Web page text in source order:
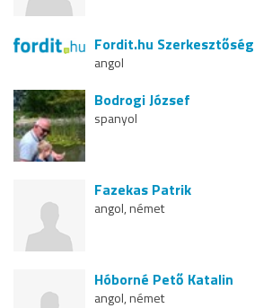
Fordit.hu Szerkesztőség
angol
Bodrogi József
spanyol
Fazekas Patrik
angol, német
Hóborné Pető Katalin
angol, német